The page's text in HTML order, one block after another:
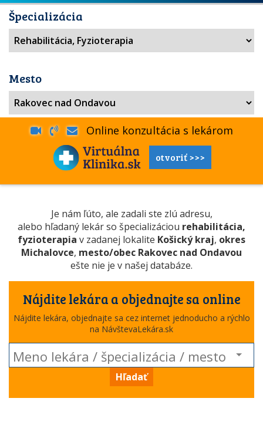
Špecializácia
Mesto
Online konzultácia s lekárom
otvoriť >>>
Je nám ľúto, ale zadali ste zlú adresu,
alebo hľadaný lekár so špecializáciou rehabilitácia,
fyzioterapia v zadanej lokalite Košický kraj, okres
Michalovce, mesto/obec Rakovec nad Ondavou
ešte nie je v našej databáze.
Nájdite lekára a objednajte sa online
Nájdite lekára, objednajte sa cez internet jednoducho a rýchlo
na NávštevaLekára.sk
Hľadať